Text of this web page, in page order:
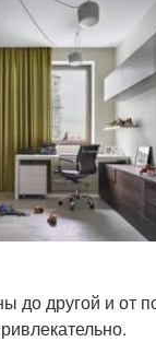
отношению
карнизы
до другой и от